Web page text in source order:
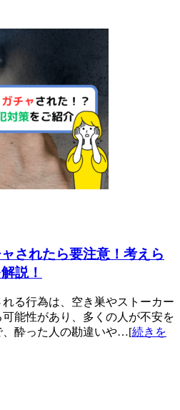
されたら要注意！考えら
説！
る行為は、空き巣やストーカー
能性があり、多くの人が不安を
、酔った人の勘違いや…[続きを